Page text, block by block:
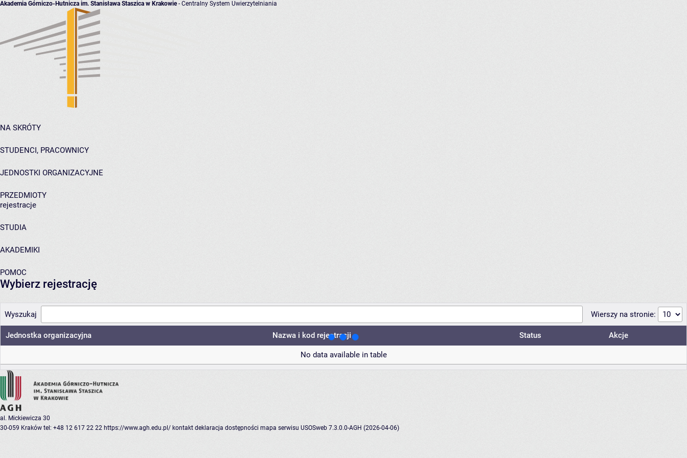
Akademia Górniczo-Hutnicza im. Stanisława Staszica w Krakowie- Centralny System Uwierzytelniania
NA SKRÓTY
STUDENCI, PRACOWNICY
JEDNOSTKI ORGANIZACYJNE
PRZEDMIOTY
rejestracje
STUDIA
AKADEMIKI
POMOC
Wybierz rejestrację
Wierszy na stronie:
Wyszukaj
Jednostka organizacyjna Nazwa i kod rejestracji Status Akcje
No data available in table
al. Mickiewicza 30
30-059 Kraków tel: +48 12 617 22 22 https://www.agh.edu.pl/ kontakt deklaracja dostępności mapa serwisu USOSweb 7.3.0.0-AGH (2026-04-06)